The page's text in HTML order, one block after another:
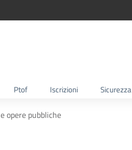
Ptof Iscrizioni Sicurezza
opere pubbliche